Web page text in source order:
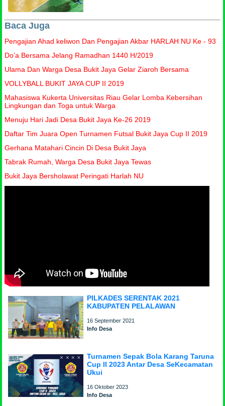
Baca Juga
Pengajian Ahad keliwon Dan Pengajian Akbar HARLAH NU Ke - 93
Do’a Bersama Jelang Ramadhan 1440 H/2019
Ulama Dan Warga Desa Bukit Jaya Gelar Ziaroh Bersama
VOLLYBALL BUKIT JAYA CUP II 2019
Mahasiswa Kukerta Universitas Riau Gelar Lomba Kebersihan
Lingkungan dan Toga untuk Warga
Menuju Hari Jadi Desa Bukit Jaya Ke-26 2019
Daftar Tim Juara Open Turnamen Futsal Bukit Jaya Cup II 2019
Gerhana Matahari Cincin Di Desa Bukit Jaya
Tabrak Rumah, Warga Desa Bukit Jaya Tewas
Bukit Jaya Bersholawat Peringati Harlah NU
PILKADES SERENTAK 2021
KABUPATEN PELALAWAN
16 September 2021
Info Desa
Turnamen Sepak Bola Karang Taruna
Cup II 2023 Antar Desa SeKecamatan
Ukui
16 Oktober 2023
Info Desa